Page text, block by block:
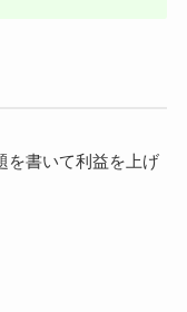
を書いて利益を上げ